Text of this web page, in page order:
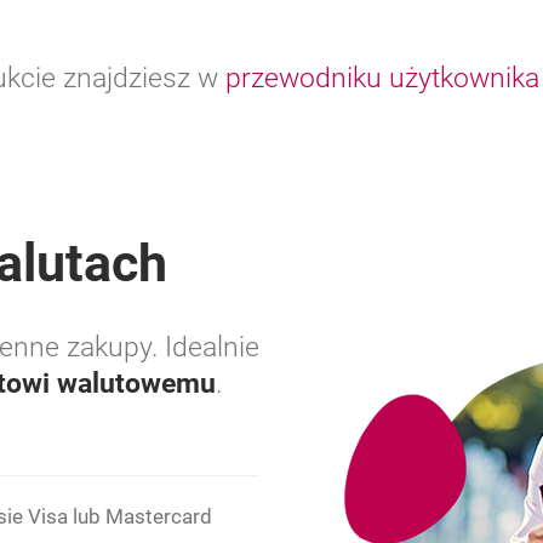
znajdziesz w przewodniku użytkownika
zakupy. Idealnie
walutowemu.
Visa lub Mastercard